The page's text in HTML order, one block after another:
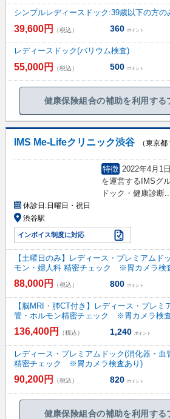
シンプルレディースドック:39歳以下の方の
39,600円 （税込） 360 ポイント
レディースドック(バリウム検査)
55,000円 （税込） 500 ポイント
健康保険組合の補助を利用する
IMS Me-Lifeクリニック渋谷
（東京都
特徴 2022年4月1
を運営するIMSグ
ドック・健康診断...
休診日:日曜日・祝日
渋谷駅
インボイス制度に対応
【土曜日のみ】レディース・プレミアムド
モン・婦人科 精密チェック ※胃カメラ検
88,000円 （税込） 800 ポイント
【脳MRI・肺CT付き】レディース・プレミ
管・ホルモン精密チェック ※胃カメラ検
136,400円 （税込） 1,240 ポイント
レディース・プレミアムドック(消化器・血
精密チェック ※胃カメラ検査あり)
90,200円 （税込） 820 ポイント
健康保険組合の補助を利用する